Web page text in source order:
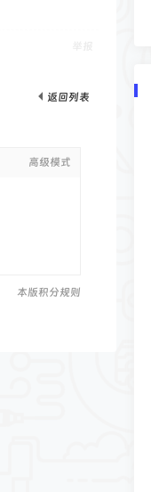
返回列表
高级模式
本版积分规则